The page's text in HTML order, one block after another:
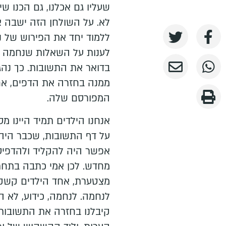
שעליו גם אכלנו, גם הכנו
לא. על השולחן הזה
ללמוד יחד את הפירוש
לענות על השאלות
בדואר את התשובות. כך
ממנה בחזרה את הדפים,
המפורסם שלה.
אנחנו הילדים תמיד
על דף התשובות, שכבר
אפשר היה להקליד
מחדש. לכן אמי כתבה
מצטערת, אחד הילדים
לנחמה. לנחמה, כידוע, לא
קיבלנו בחזרה את